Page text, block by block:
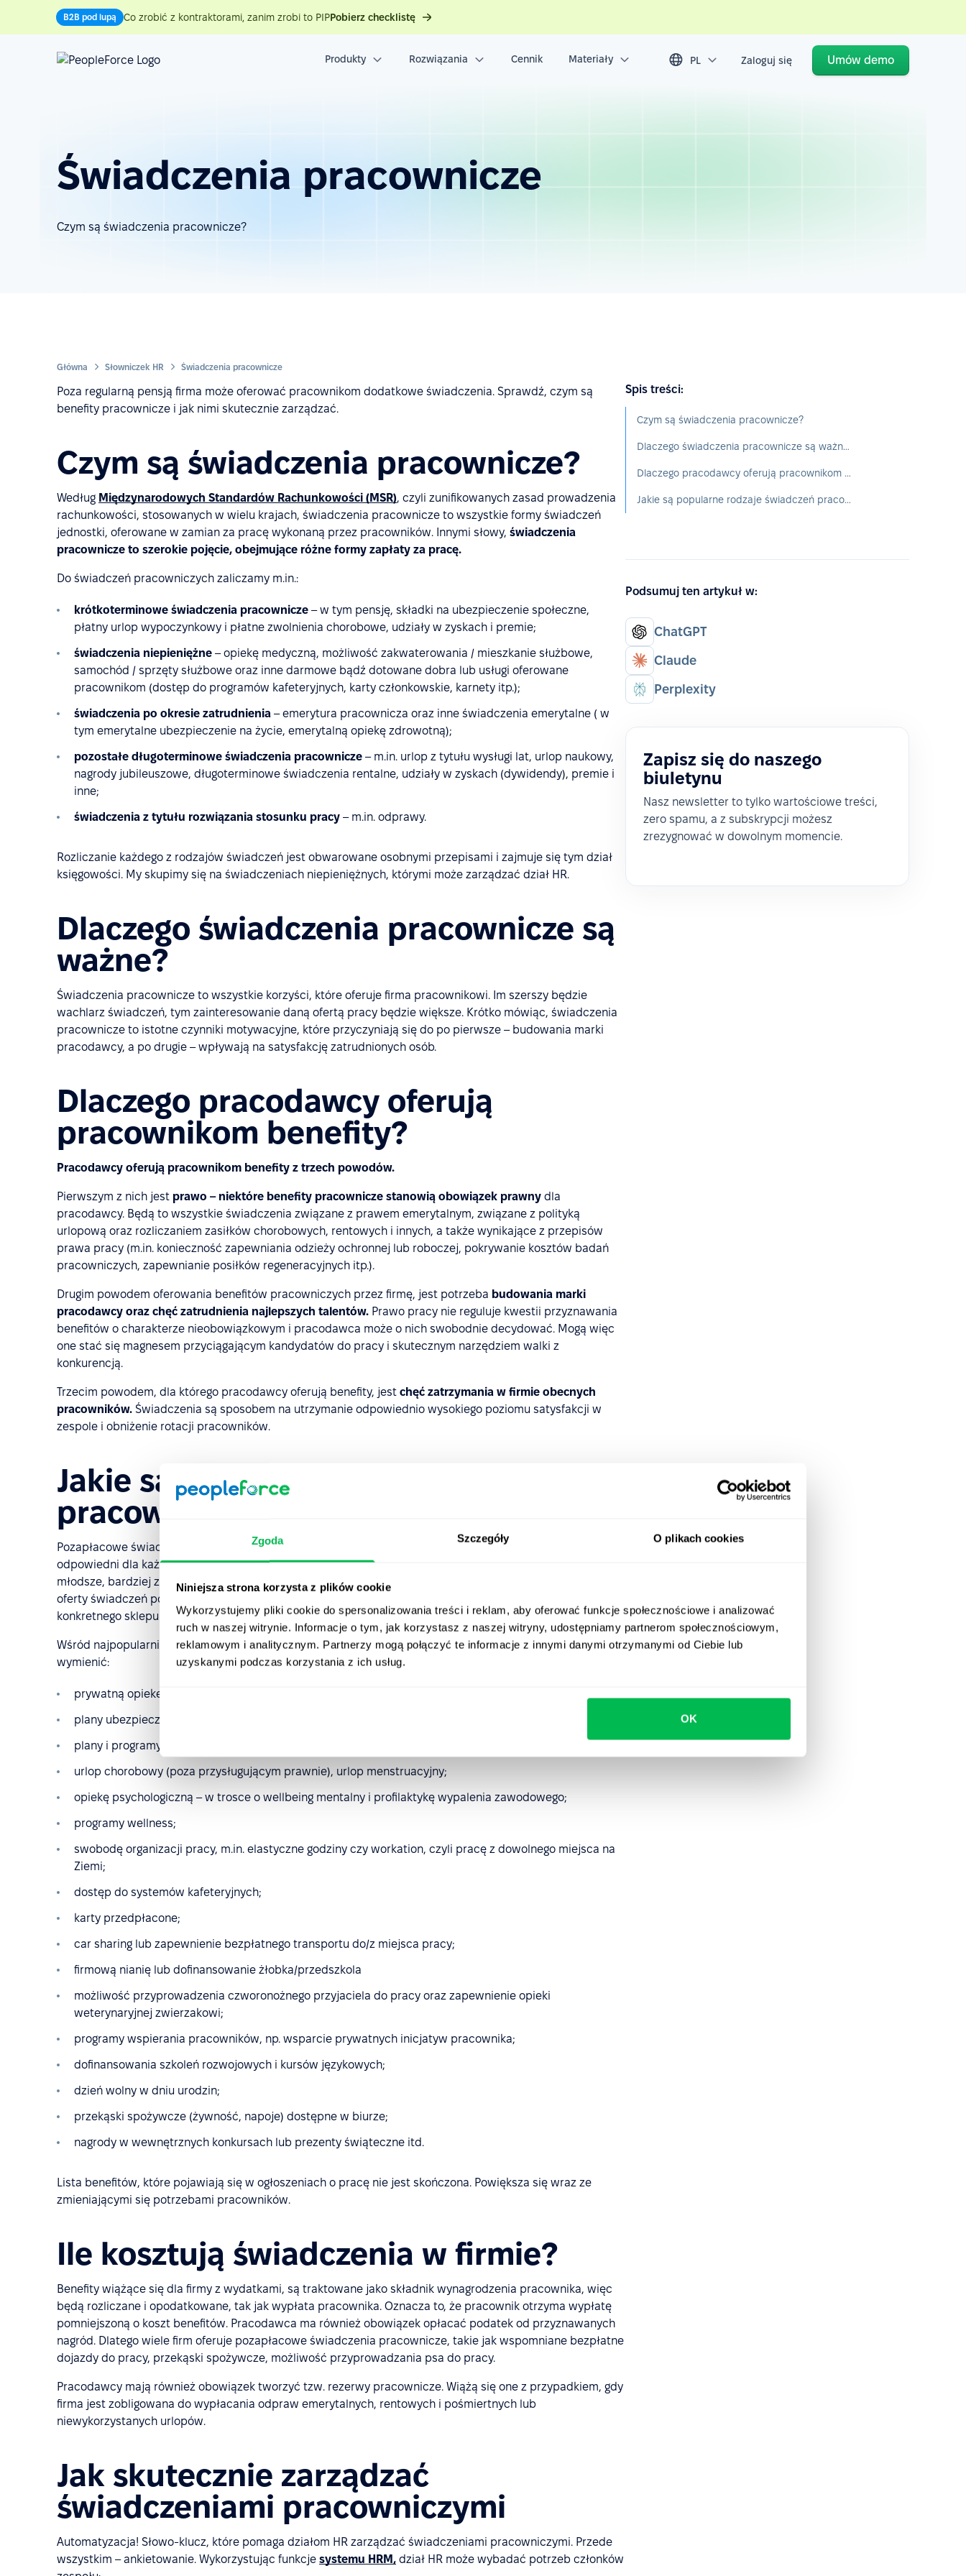
Zgoda Szczegóły O plikach cookies
Niniejsza strona korzysta z plików cookie
Wykorzystujemy pliki cookie do spersonalizowania treści i reklam, aby oferować funkcje społecznościowe i analizować
ruch w naszej witrynie. Informacje o tym, jak korzystasz z naszej witryny, udostępniamy partnerom społecznościowym,
reklamowym i analitycznym. Partnerzy mogą połączyć te informacje z innymi danymi otrzymanymi od Ciebie lub
uzyskanymi podczas korzystania z ich usług.
OK
B2B pod lupą Co zrobić z kontraktorami, zanim zrobi to PIPPobierz checklistę
Produkty Rozwiązania Cennik Materiały PL Zaloguj się Umów demo
Świadczenia pracownicze
Czym są świadczenia pracownicze?
Główna Słowniczek HR Świadczenia pracownicze
Poza regularną pensją firma może oferować pracownikom dodatkowe świadczenia. Sprawdź, czym są
benefity pracownicze i jak nimi skutecznie zarządzać.
Czym są świadczenia pracownicze?
Według Międzynarodowych Standardów Rachunkowości (MSR), czyli zunifikowanych zasad prowadzenia
rachunkowości, stosowanych w wielu krajach, świadczenia pracownicze to wszystkie formy świadczeń
jednostki, oferowane w zamian za pracę wykonaną przez pracowników. Innymi słowy, świadczenia
pracownicze to szerokie pojęcie, obejmujące różne formy zapłaty za pracę.
Do świadczeń pracowniczych zaliczamy m.in.:
krótkoterminowe świadczenia pracownicze – w tym pensję, składki na ubezpieczenie społeczne,
płatny urlop wypoczynkowy i płatne zwolnienia chorobowe, udziały w zyskach i premie;
świadczenia niepieniężne – opiekę medyczną, możliwość zakwaterowania / mieszkanie służbowe,
samochód / sprzęty służbowe oraz inne darmowe bądź dotowane dobra lub usługi oferowane
pracownikom (dostęp do programów kafeteryjnych, karty członkowskie, karnety itp.);
świadczenia po okresie zatrudnienia – emerytura pracownicza oraz inne świadczenia emerytalne ( w
tym emerytalne ubezpieczenie na życie, emerytalną opiekę zdrowotną);
pozostałe długoterminowe świadczenia pracownicze – m.in. urlop z tytułu wysługi lat, urlop naukowy,
nagrody jubileuszowe, długoterminowe świadczenia rentalne, udziały w zyskach (dywidendy), premie i
inne;
świadczenia z tytułu rozwiązania stosunku pracy – m.in. odprawy.
Rozliczanie każdego z rodzajów świadczeń jest obwarowane osobnymi przepisami i zajmuje się tym dział
księgowości. My skupimy się na świadczeniach niepieniężnych, którymi może zarządzać dział HR.
Dlaczego świadczenia pracownicze są
ważne?
Świadczenia pracownicze to wszystkie korzyści, które oferuje firma pracownikowi. Im szerszy będzie
wachlarz świadczeń, tym zainteresowanie daną ofertą pracy będzie większe. Krótko mówiąc, świadczenia
pracownicze to istotne czynniki motywacyjne, które przyczyniają się do po pierwsze – budowania marki
pracodawcy, a po drugie – wpływają na satysfakcję zatrudnionych osób.
Dlaczego pracodawcy oferują
pracownikom benefity?
Pracodawcy oferują pracownikom benefity z trzech powodów.
Pierwszym z nich jest prawo – niektóre benefity pracownicze stanowią obowiązek prawny dla
pracodawcy. Będą to wszystkie świadczenia związane z prawem emerytalnym, związane z polityką
urlopową oraz rozliczaniem zasiłków chorobowych, rentowych i innych, a także wynikające z przepisów
prawa pracy (m.in. konieczność zapewniania odzieży ochronnej lub roboczej, pokrywanie kosztów badań
pracowniczych, zapewnianie posiłków regeneracyjnych itp.).
Drugim powodem oferowania benefitów pracowniczych przez firmę, jest potrzeba budowania marki
pracodawcy oraz chęć zatrudnienia najlepszych talentów. Prawo pracy nie reguluje kwestii przyznawania
benefitów o charakterze nieobowiązkowym i pracodawca może o nich swobodnie decydować. Mogą więc
one stać się magnesem przyciągającym kandydatów do pracy i skutecznym narzędziem walki z
konkurencją.
Trzecim powodem, dla którego pracodawcy oferują benefity, jest chęć zatrzymania w firmie obecnych
pracowników. Świadczenia są sposobem na utrzymanie odpowiednio wysokiego poziomu satysfakcji w
zespole i obniżenie rotacji pracowników.
Jakie są popularne rodzaje świadczeń
pracowniczych?
Pozapłacowe świadczenia pracownicze stanowią dziś normę. Nie istnieje jednak benefit idealny,
odpowiedni dla każdego. Nie warto też trzymać się schematów, bo na rynek pracy wchodzą coraz to
młodsze, bardziej zdigitalizowane pokolenia. To z myślą o nich, lepiej podążać za trendami i włączyć do
oferty świadczeń pozycje, zapewniające swobodę wyboru i bezobsługowość, np. zamiast bonu do
konkretnego sklepu – karta płatnicza z określoną kwotą do wydania.
Wśród najpopularniejszych benefitów oferowanych przez pracodawców z różnych branży możemy
wymienić:
prywatną opiekę medyczną, w tym dostęp do placówek specjalistycznych np. opiekę dentystyczną;
plany ubezpieczeniowe dla pracownika i jego rodziny;
plany i programy emerytalne;
urlop chorobowy (poza przysługującym prawnie), urlop menstruacyjny;
opiekę psychologiczną – w trosce o wellbeing mentalny i profilaktykę wypalenia zawodowego;
programy wellness;
swobodę organizacji pracy, m.in. elastyczne godziny czy workation, czyli pracę z dowolnego miejsca na
Ziemi;
dostęp do systemów kafeteryjnych;
karty przedpłacone;
car sharing lub zapewnienie bezpłatnego transportu do/z miejsca pracy;
firmową nianię lub dofinansowanie żłobka/przedszkola
możliwość przyprowadzenia czworonożnego przyjaciela do pracy oraz zapewnienie opieki
weterynaryjnej zwierzakowi;
programy wspierania pracowników, np. wsparcie prywatnych inicjatyw pracownika;
dofinansowania szkoleń rozwojowych i kursów językowych;
dzień wolny w dniu urodzin;
przekąski spożywcze (żywność, napoje) dostępne w biurze;
nagrody w wewnętrznych konkursach lub prezenty świąteczne itd.
Lista benefitów, które pojawiają się w ogłoszeniach o pracę nie jest skończona. Powiększa się wraz ze
zmieniającymi się potrzebami pracowników.
Ile kosztują świadczenia w firmie?
Benefity wiążące się dla firmy z wydatkami, są traktowane jako składnik wynagrodzenia pracownika, więc
będą rozliczane i opodatkowane, tak jak wypłata pracownika. Oznacza to, że pracownik otrzyma wypłatę
pomniejszoną o koszt benefitów. Pracodawca ma również obowiązek opłacać podatek od przyznawanych
nagród. Dlatego wiele firm oferuje pozapłacowe świadczenia pracownicze, takie jak wspomniane bezpłatne
dojazdy do pracy, przekąski spożywcze, możliwość przyprowadzania psa do pracy.
Pracodawcy mają również obowiązek tworzyć tzw. rezerwy pracownicze. Wiążą się one z przypadkiem, gdy
firma jest zobligowana do wypłacania odpraw emerytalnych, rentowych i pośmiertnych lub
niewykorzystanych urlopów.
Jak skutecznie zarządzać
świadczeniami pracowniczymi
Automatyzacja! Słowo-klucz, które pomaga działom HR zarządzać świadczeniami pracowniczymi. Przede
wszystkim – ankietowanie. Wykorzystując funkcje systemu HRM, dział HR może wybadać potrzeb członków
Spis treści:
Czym są świadczenia pracownicze?
Dlaczego świadczenia pracownicze są ważne?
Dlaczego pracodawcy oferują pracownikom benefity?
Jakie są popularne rodzaje świadczeń pracowniczych?
Podsumuj ten artykuł w:
ChatGPT
Claude
Perplexity
Zapisz się do naszego
biuletynu
Nasz newsletter to tylko wartościowe treści,
zero spamu, a z subskrypcji możesz
zrezygnować w dowolnym momencie.